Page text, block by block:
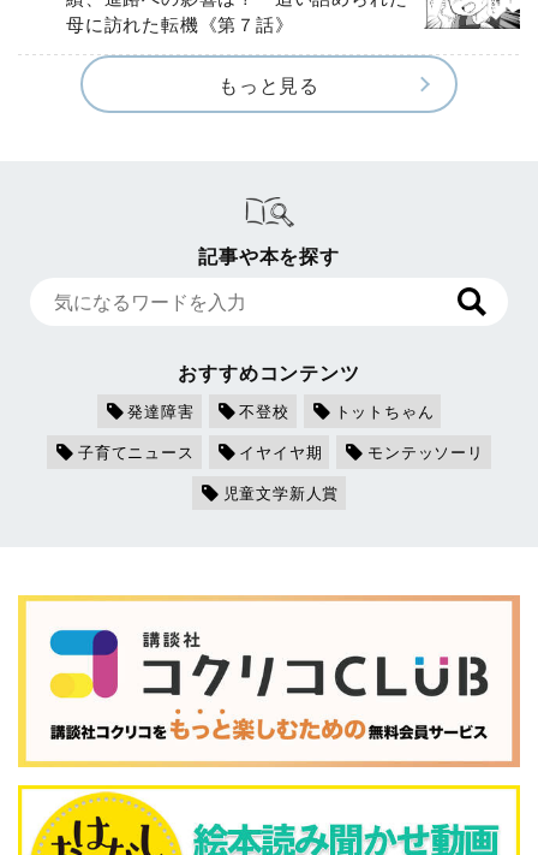
母に訪れた転機《第７話》
もっと見る
記事や本を探す
おすすめコンテンツ
発達障害 不登校
トットちゃん
子育てニュース
イヤイヤ期
モンテッソーリ
児童文学新人賞